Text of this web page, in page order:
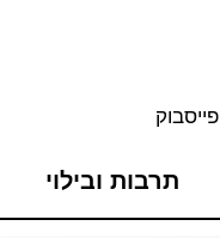
פייסבוק
תרבות ובילוי